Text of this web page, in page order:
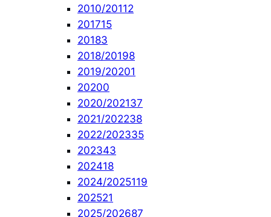
2010/20112
201715
20183
2018/20198
2019/20201
20200
2020/202137
2021/202238
2022/202335
202343
202418
2024/2025119
202521
2025/202687